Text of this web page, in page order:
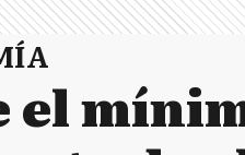
el